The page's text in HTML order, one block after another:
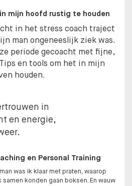
mijn hoofd rustig te houden
in het stress coach traject
man ongeneeslijk ziek was.
periode gecoacht met fijne,
en tools om het in mijn
houden.
in
en energie,
en Personal Training
was ik klaar met praten, waarop
konden gaan boksen. En wauw